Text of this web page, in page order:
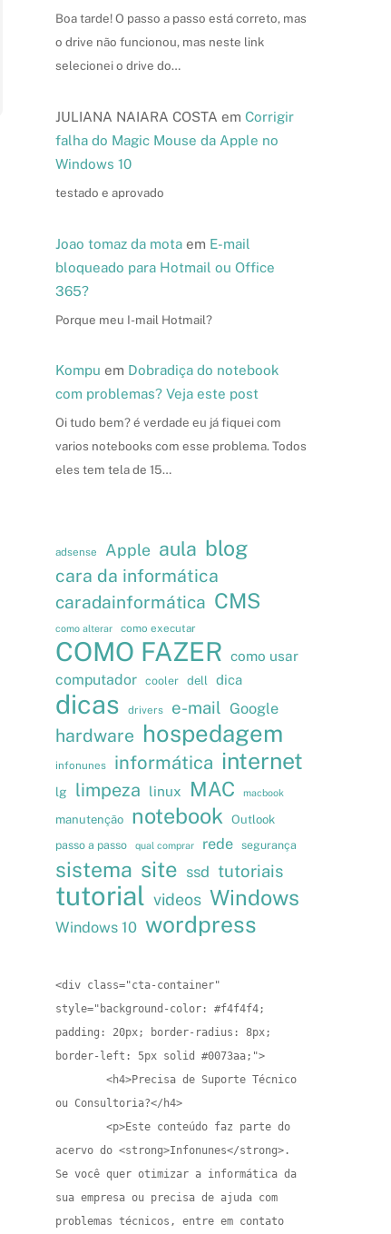
Boa tarde! O passo a passo está correto, mas
o drive não funcionou, mas neste link
selecionei o drive do…
JULIANA NAIARA COSTA em Corrigir
falha do Magic Mouse da Apple no
Windows 10
testado e aprovado
Joao tomaz da motaem E-mail
bloqueado para Hotmail ou Office
365?
Porque meu I-mail Hotmail?
Kompu em Dobradiça do notebook
com problemas? Veja este post
Oi tudo bem? é verdade eu já fiquei com
varios notebooks com esse problema. Todos
eles tem tela de 15…
adsense Apple aula blog
cara da informática
caradainformática CMS
como alterar como executar
COMO FAZER como usar
computador cooler dell dica
dicas drivers e-mail Google
hardware hospedagem
infonunes informática internet
lg limpeza linux MAC macbook
manutenção notebook
Outlook
passo a passo
qual comprar rede segurança
sistema site ssd tutoriais
tutorial videos Windows
Windows 10 wordpress
<div class="cta-container"
style="background-color: #f4f4f4;
padding: 20px; border-radius: 8px;
border-left: 5px solid #0073aa;">
ou Consultoria?</h4>
acervo do <strong>Infonunes</strong>.
Se você quer otimizar a informática da
sua empresa ou precisa de ajuda com
problemas técnicos, entre em contato